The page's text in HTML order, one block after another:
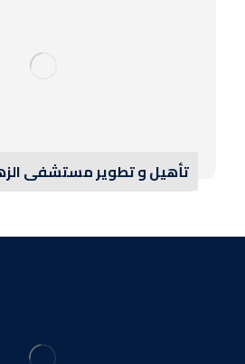
تأهيل و تطوير مستشفى